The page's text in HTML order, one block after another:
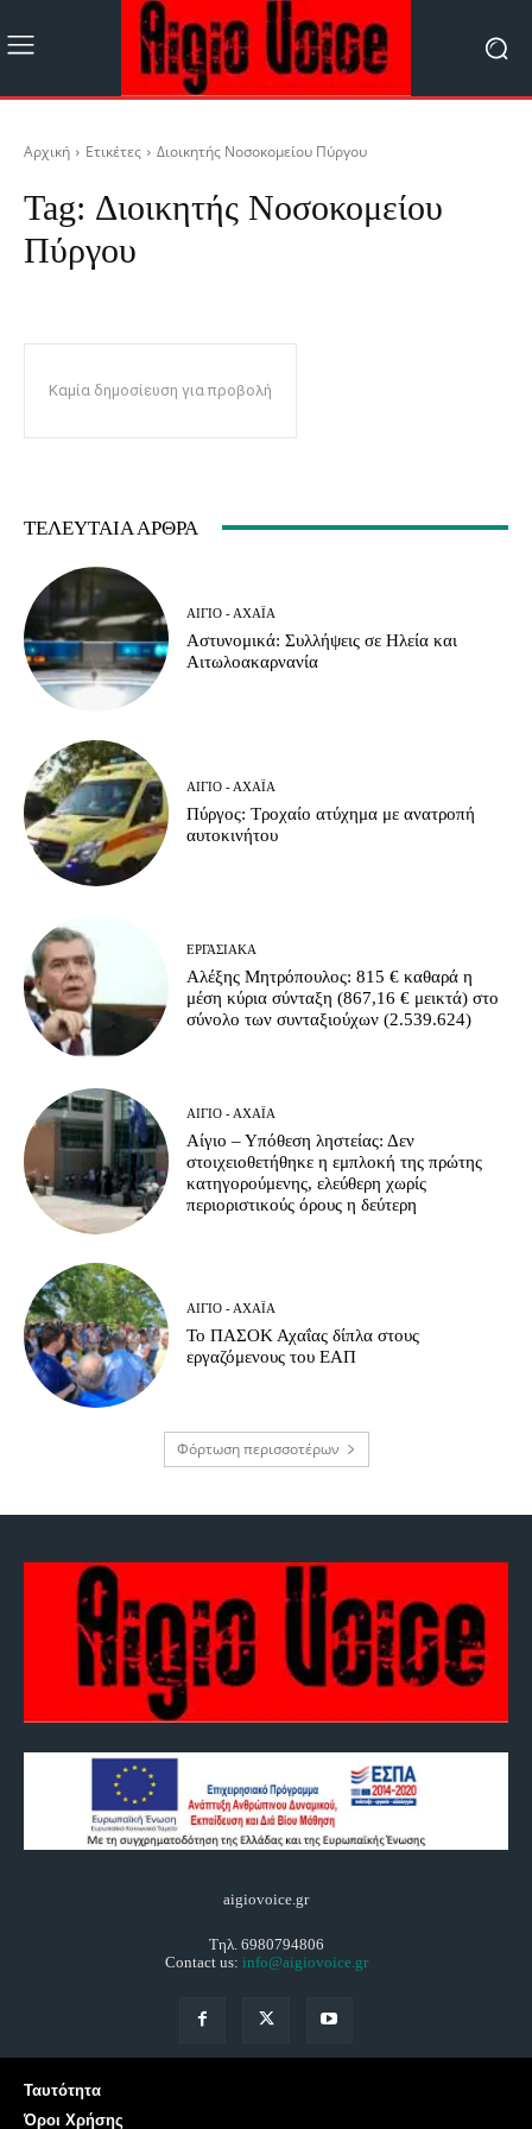
Αρχική Ετικέτες Διοικητής Νοσοκομείου Πύργου
Tag: Διοικητής Νοσοκομείου
Πύργου
Καμία δημοσίευση για προβολή
ΤΕΛΕΥΤΑΊΑ ΆΡΘΡΑ
ΑΊΓΙΟ - ΑΧΑΪ́Α
Αστυνομικά: Συλλήψεις σε Ηλεία και
Αιτωλοακαρνανία
ΑΊΓΙΟ - ΑΧΑΪ́Α
Πύργος: Τροχαίο ατύχημα με ανατροπή
αυτοκινήτου
ΕΡΓΑΣΙΑΚΆ
Αλέξης Μητρόπουλος: 815 € καθαρά η
μέση κύρια σύνταξη (867,16 € μεικτά) στο
σύνολο των συνταξιούχων (2.539.624)
ΑΊΓΙΟ - ΑΧΑΪ́Α
Αίγιο – Υπόθεση ληστείας: Δεν
στοιχειοθετήθηκε η εμπλοκή της πρώτης
κατηγορούμενης, ελεύθερη χωρίς
περιοριστικούς όρους η δεύτερη
ΑΊΓΙΟ - ΑΧΑΪ́Α
Το ΠΑΣΟΚ Αχαΐας δίπλα στους
εργαζόμενους του ΕΑΠ
Φόρτωση περισσοτέρων
aigiovoice.gr
Τηλ. 6980794806
Contact us: info@aigiovoice.gr
Ταυτότητα
Όροι Χρήσης